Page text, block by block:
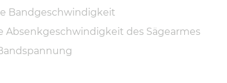
Bandgeschwindigkeit
Absenkgeschwindigkeit des Sägearmes